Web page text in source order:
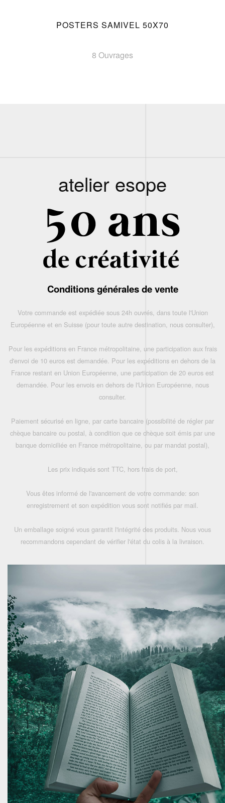
POSTERS SAMIVEL 50X70
8 Ouvrages
atelier esope
Conditions générales de vente
Votre commande est expédiée sous 24h ouvrés, dans toute l'Union
Européenne et en Suisse (pour toute autre destination, nous consulter),
Pour les expéditions en France métropolitaine, une participation aux frais
d'envoi de 10 euros est demandée. Pour les expéditions en dehors de la
France restant en Union Européenne, une participation de 20 euros est
demandée. Pour les envois en dehors de l'Union Européenne, nous
consulter.
Paiement sécurisé en ligne, par carte bancaire (possibilité de régler par
chèque bancaire ou postal, à condition que ce chèque soit émis par une
banque domiciliée en France métropolitaine, ou par mandat postal),
Les prix indiqués sont TTC, hors frais de port,
Vous êtes informé de l'avancement de votre commande: son
enregistrement et son expédition vous sont notifiés par mail.
Un emballage soigné vous garantit l'intégrité des produits. Nous vous
recommandons cependant de vérifier l'état du colis à la livraison.